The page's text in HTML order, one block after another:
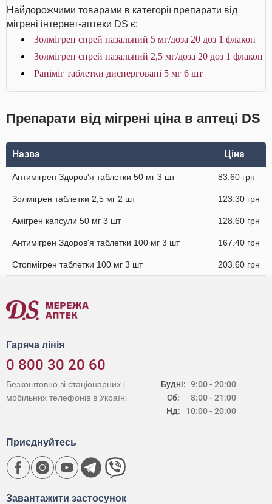
Найдорожчими товарами в категорії препарати від
мігрені інтернет-аптеки DS є:
Золмігрен спрей назальний 5 мг/доза 20 доз 1 флакон
Золмігрен спрей назальний 2,5 мг/доза 20 доз 1 флакон
Рапіміг таблетки дисперговані 5 мг 6 шт
Препарати від мігрені ціна в аптеці DS
Назва Ціна
Антимігрен Здоров'я таблетки 50 мг 3 шт 83.60 грн
Золмігрен таблетки 2,5 мг 2 шт 123.30 грн
Амігрен капсули 50 мг 3 шт 128.60 грн
Антимігрен Здоров'я таблетки 100 мг 3 шт 167.40 грн
Стопмігрен таблетки 100 мг 3 шт 203.60 грн
Гаряча лінія
0 800 30 20 60
Будні:
Сб:
Нд:
9:00 - 20:00
8:00 - 21:00
10:00 - 20:00
Безкоштовно зі стаціонарних і
мобільних телефонів в Україні
Завантажити застосунок
Приєднуйтесь